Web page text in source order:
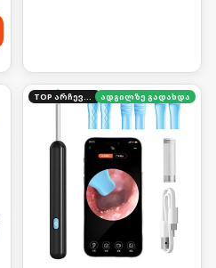
TOP არჩევანი ადგილზე გადახდა